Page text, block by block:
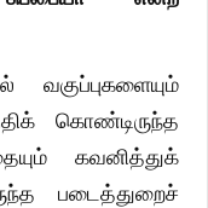
கொண்டிருந்த
கவனித்துக்
படைத்துறைச்